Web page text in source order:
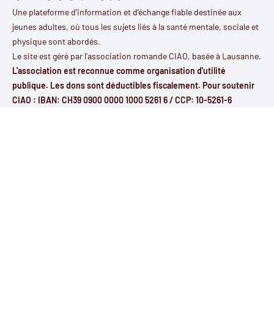
Une plateforme d’information et d’échange fiable destinée aux
jeunes adultes, où tous les sujets liés à la santé mentale, sociale et
physique sont abordés.
Le site est géré par l'association romande CIAO, basée à Lausanne.
L'association est reconnue comme organisation d'utilité
publique. Les dons sont déductibles fiscalement. Pour soutenir
CIAO : IBAN: CH39 0900 0000 1000 5261 6 / CCP: 10-5261-6